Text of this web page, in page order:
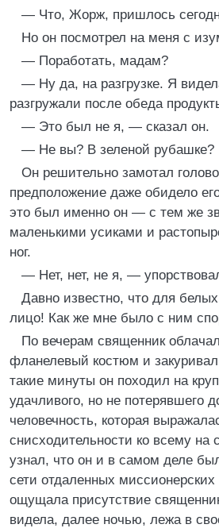
— Что, Жорж, пришлось
Но он посмотрел на меня с
— Поработать, мадам?
— Ну да, на разгрузке. Я
разгружали после обеда
— Это был не я, — сказал он.
— Не вы? В зеленой рубашке?
Он решительно замотал
предположение даже обидело
это был именно он — с тем же
маленькими усиками и
ног.
— Нет, нет, не я, —
Давно известно, что для
лицо! Как же мне было с ним
По вечерам священник
фланелевый костюм и
такие минуты он походил на
удачливого, но не потерявшего
человечность, которая
снисходительности ко всему на
узнал, что он и в самом деле
сети отдаленных
ощущала присутствие
видела, далее ночью, лежа в